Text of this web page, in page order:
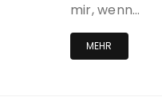
mir, wenn…
MEHR